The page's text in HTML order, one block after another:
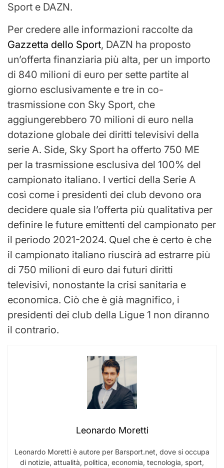
Sport e DAZN.
Per credere alle informazioni raccolte da
Gazzetta dello Sport, DAZN ha proposto
un’offerta finanziaria più alta, per un importo
di 840 milioni di euro per sette partite al
giorno esclusivamente e tre in co-
trasmissione con Sky Sport, che
aggiungerebbero 70 milioni di euro nella
dotazione globale dei diritti televisivi della
serie A. Side, Sky Sport ha offerto 750 ME
per la trasmissione esclusiva del 100% del
campionato italiano. I vertici della Serie A
così come i presidenti dei club devono ora
decidere quale sia l’offerta più qualitativa per
definire le future emittenti del campionato per
il periodo 2021-2024. Quel che è certo è che
il campionato italiano riuscirà ad estrarre più
di 750 milioni di euro dai futuri diritti
televisivi, nonostante la crisi sanitaria e
economica. Ciò che è già magnifico, i
presidenti dei club della Ligue 1 non diranno
il contrario.
Leonardo Moretti
Leonardo Moretti è autore per Barsport.net, dove si occupa
di notizie, attualità, politica, economia, tecnologia, sport,